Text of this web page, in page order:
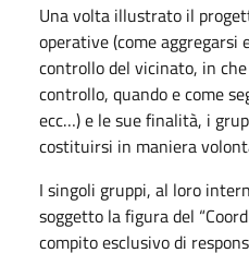
Una volta illustrato il
operative (come
controllo del vicinato, in
controllo, quando e come
ecc…) e le sue finalità, i
costituirsi in maniera
I singoli gruppi, al loro
soggetto la figura del
compito esclusivo di